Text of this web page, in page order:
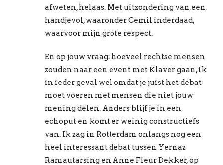
afweten, helaas. Met uitzondering van een
handjevol, waaronder Cemil inderdaad,
waarvoor mijn grote respect.
En op jouw vraag: hoeveel rechtse mensen
zouden naar een event met Klaver gaan, ik
in ieder geval wel omdat je juist het debat
moet voeren met mensen die niet jouw
mening delen. Anders blijf je in een
echoput en komt er weinig constructiefs
van. Ik zag in Rotterdam onlangs nog een
heel interessant debat tussen Yernaz
Ramautarsing en Anne Fleur Dekker, op